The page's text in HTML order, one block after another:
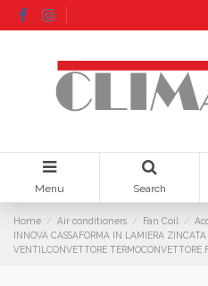
Menu Search
Home Air conditioners Fan Coil
INNOVA CASSAFORMA IN LAMIERA
VENTILCONVETTORE TERMOCONVETTORE